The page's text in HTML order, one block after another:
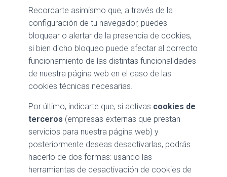
Recordarte asimismo que, a través de la
configuración de tu navegador, puedes
bloquear o alertar de la presencia de cookies,
si bien dicho bloqueo puede afectar al correcto
funcionamiento de las distintas funcionalidades
de nuestra página web en el caso de las
cookies técnicas necesarias.
Por último, indicarte que, si activas cookies de
terceros (empresas externas que prestan
servicios para nuestra página web) y
posteriormente deseas desactivarlas, podrás
hacerlo de dos formas: usando las
herramientas de desactivación de cookies de